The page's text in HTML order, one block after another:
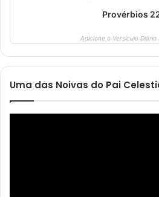
Provérbios
Adicione o Versículo Diário
Uma das Noivas do Pai